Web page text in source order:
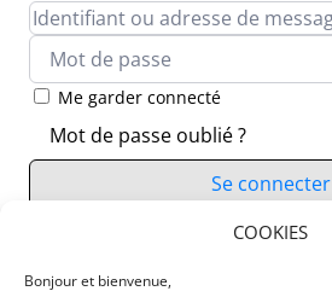
COOKIES
Bonjour et bienvenue,
Me garder connecté
Mot de passe oublié ?
Se connecter
Vous n’avez pas de compte ?